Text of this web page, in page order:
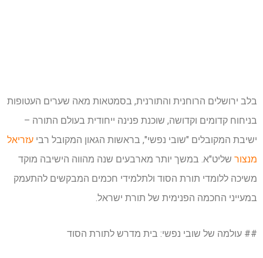
בלב ירושלים הרוחנית והתורנית, בסמטאות מאה שערים העטופות
בניחוח קדומים וקדושה, שוכנת פנינה ייחודית בעולם התורה –
ישיבת המקובלים "שובי נפשי", בראשות הגאון המקובל רבי עזריאל
מנצור שליט"א. במשך יותר מארבעים שנה מהווה הישיבה מוקד
משיכה ללומדי תורת הסוד ולתלמידי חכמים המבקשים להתעמק
במעייני החכמה הפנימית של תורת ישראל.
## עולמה של שובי נפשי: בית מדרש לתורת הסוד